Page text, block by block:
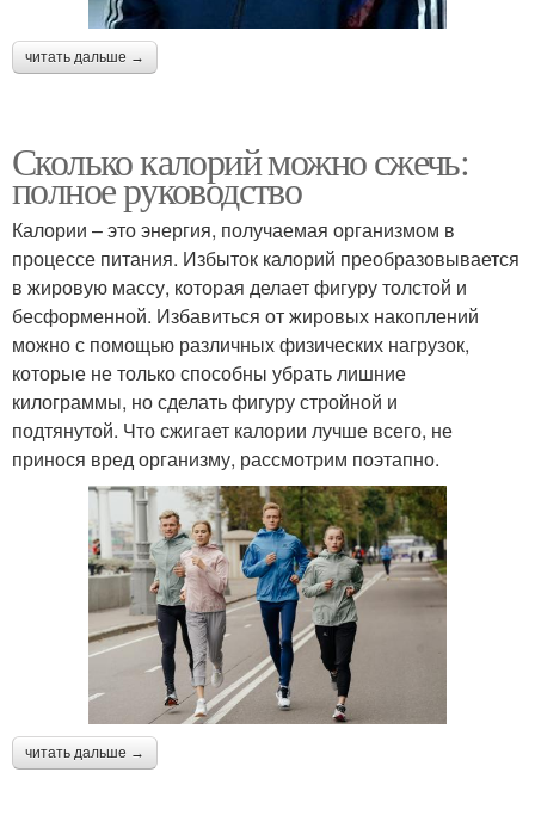
читать дальше →
Сколько калорий можно сжечь:
полное руководство
Калории – это энергия, получаемая организмом в
процессе питания. Избыток калорий преобразовывается
в жировую массу, которая делает фигуру толстой и
бесформенной. Избавиться от жировых накоплений
можно с помощью различных физических нагрузок,
которые не только способны убрать лишние
килограммы, но сделать фигуру стройной и
подтянутой. Что сжигает калории лучше всего, не
принося вред организму, рассмотрим поэтапно.
читать дальше →